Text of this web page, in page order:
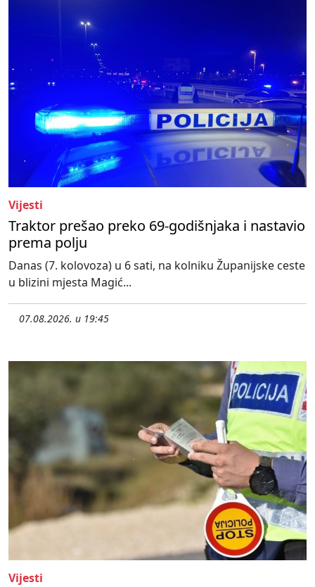
Vijesti
Traktor prešao preko 69-godišnjaka i nastavio
prema polju
Danas (7. kolovoza) u 6 sati, na kolniku Županijske ceste
u blizini mjesta Magić...
07.08.2026. u 19:45
Vijesti